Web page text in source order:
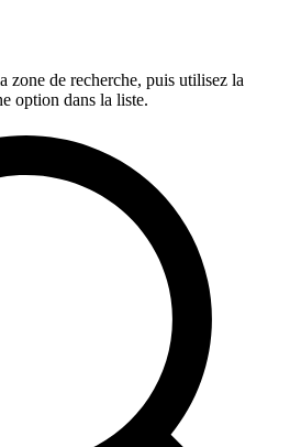
zone de recherche, puis utilisez la
option dans la liste.